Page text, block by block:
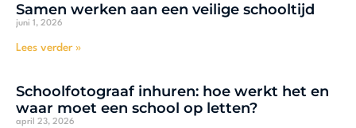
Samen werken aan een veilige schooltijd
juni 1, 2026
Lees verder »
Schoolfotograaf inhuren: hoe werkt het en
waar moet een school op letten?
april 23, 2026